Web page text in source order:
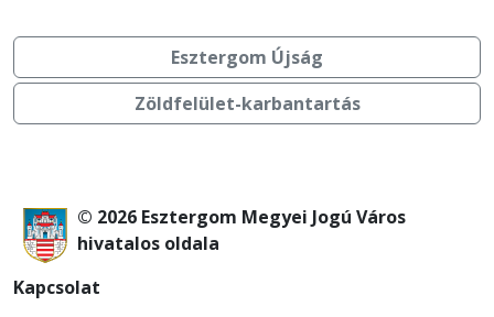
Esztergom Újság
Zöldfelület-karbantartás
© 2026 Esztergom Megyei Jogú Város
hivatalos oldala
Kapcsolat